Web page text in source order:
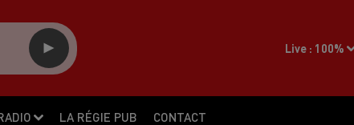
LA RÉGIE PUB CONTACT
Live : 100%